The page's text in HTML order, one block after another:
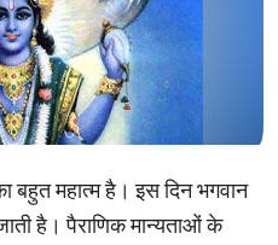
बहुत महात्म है। इस दिन भगवान
है। पैराणिक मान्यताओं के